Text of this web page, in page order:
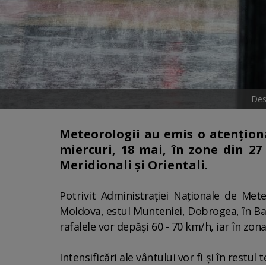
Meteorologii au emis o
miercuri, 18 mai, în zone din
Meridionali şi Orientali.
Potrivit Administraţiei Naţionale de
Moldova, estul Munteniei, Dobrogea, în
rafalele vor depăşi 60 - 70 km/h, iar în
Intensificări ale vântului vor fi şi în restul